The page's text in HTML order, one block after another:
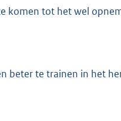
komen tot het wel
beter te trainen in het